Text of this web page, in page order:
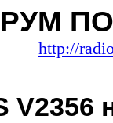
http://
V2356